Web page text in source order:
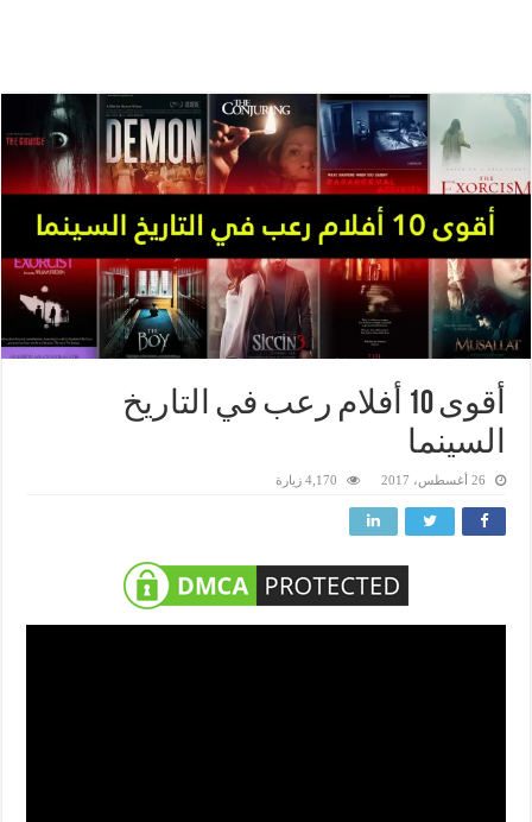
أقوى 10 أفلام رعب في التاريخ
السينما
26 أغسطس، 2017 4,170 زيارة